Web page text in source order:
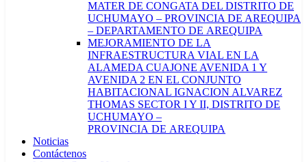
MATER DE CONGATA DEL DISTRITO DE
UCHUMAYO – PROVINCIA DE AREQUIPA
– DEPARTAMENTO DE AREQUIPA
MEJORAMIENTO DE LA
INFRAESTRUCTURA VIAL EN LA
ALAMEDA CUAJONE AVENIDA 1 Y
AVENIDA 2 EN EL CONJUNTO
HABITACIONAL IGNACION ALVAREZ
THOMAS SECTOR I Y II, DISTRITO DE
UCHUMAYO –
PROVINCIA DE AREQUIPA
Noticias
Contáctenos